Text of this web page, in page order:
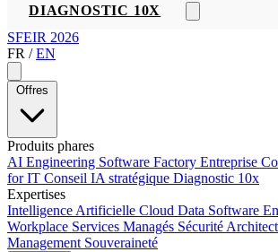
DIAGNOSTIC 10X
SFEIR 2026
FR / EN
Offres
Produits phares
AI Engineering Software Factory Entreprise
for IT Conseil IA stratégique Diagnostic 10x
Expertises
Intelligence Artificielle Cloud Data Software
Workplace Services Managés Sécurité
Management Souveraineté